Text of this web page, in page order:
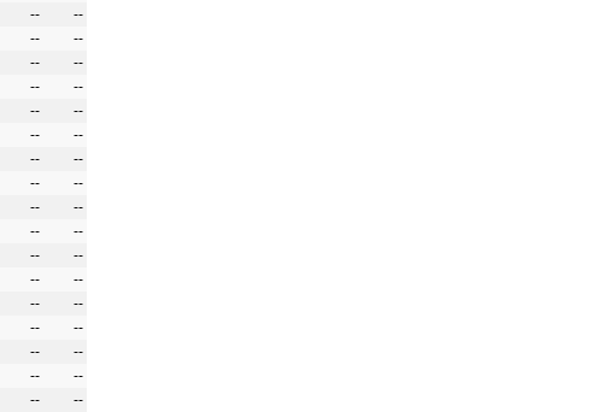
--
--
--
--
--
--
--
--
--
--
--
--
--
--
--
--
--
--
--
--
--
--
--
--
--
--
--
--
--
--
--
--
--
--